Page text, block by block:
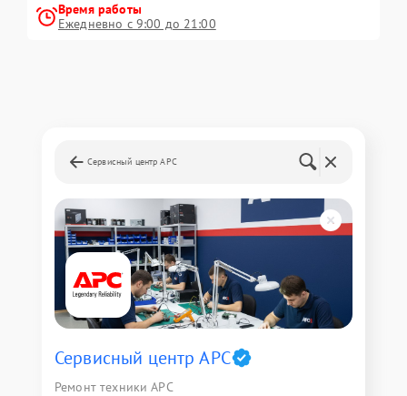
Время работы
Ежедневно с 9:00 до 21:00
Сервисный центр APC
Сервисный центр APC
Ремонт техники APC